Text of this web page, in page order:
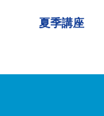
夏季講座